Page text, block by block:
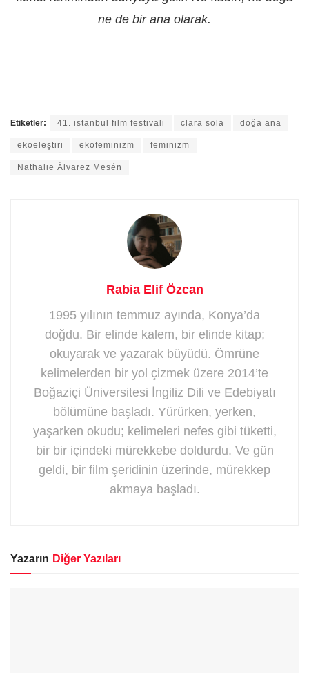
ne de bir ana olarak.
Etiketler: 41. istanbul film festivali clara sola doğa ana
ekoeleştiri ekofeminizm feminizm
Nathalie Álvarez Mesén
Rabia Elif Özcan
1995 yılının temmuz ayında, Konya’da
doğdu. Bir elinde kalem, bir elinde kitap;
okuyarak ve yazarak büyüdü. Ömrüne
kelimelerden bir yol çizmek üzere 2014’te
Boğaziçi Üniversitesi İngiliz Dili ve Edebiyatı
bölümüne başladı. Yürürken, yerken,
yaşarken okudu; kelimeleri nefes gibi tüketti,
bir bir içindeki mürekkebe doldurdu. Ve gün
geldi, bir film şeridinin üzerinde, mürekkep
akmaya başladı.
Yazarın Diğer Yazıları